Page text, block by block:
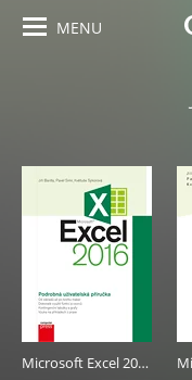
MENU
Microsoft Excel 2016 Podrobná uživatelská příručka